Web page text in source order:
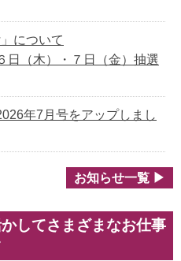
について
（木）・７日（金）抽選
年7月号をアップしまし
お知らせ一覧 ▶
してさまざまなお仕事